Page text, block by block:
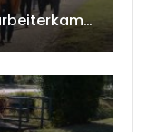
Wandertag der NÖ-Landarbeiterkammer in Hollabrunn 2024